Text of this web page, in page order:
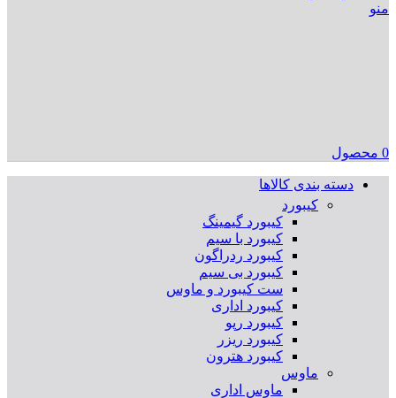
منو
0 محصول
دسته بندی کالاها
کیبورد
کیبورد گیمینگ
کیبورد با سیم
کیبورد ردراگون
کیبورد بی سیم
ست کیبورد و ماوس
کیبورد اداری
کیبورد رپو
کیبورد ریزر
کیبورد هترون
ماوس
ماوس اداری